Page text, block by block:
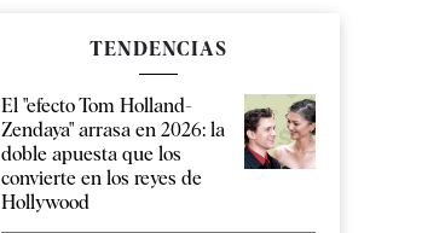
TENDENCIAS
El "efecto Tom Holland-
Zendaya" arrasa en 2026: la
doble apuesta que los
convierte en los reyes de
Hollywood